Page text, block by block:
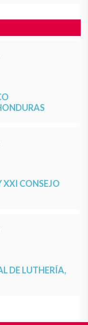
XXI CONSEJO
DE LUTHERÍA,